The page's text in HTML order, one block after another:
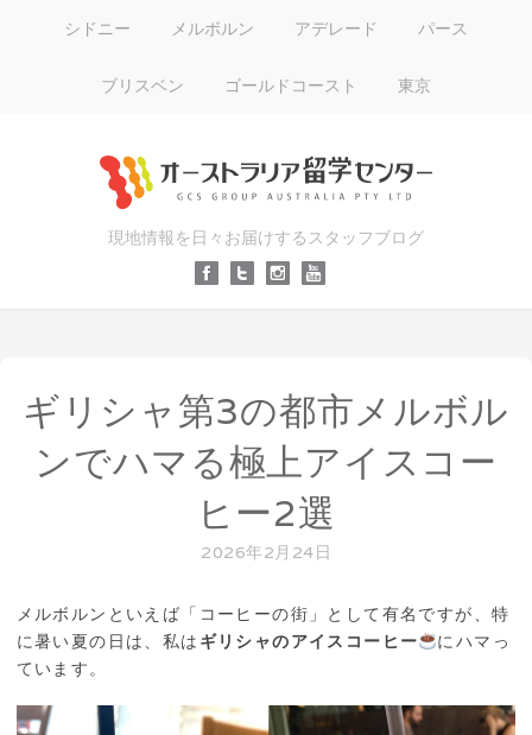
シドニー メルボルン アデレード パース
ブリスベン ゴールドコースト 東京
現地情報を日々お届けするスタッフブログ
ギリシャ第3の都市メルボル
ンでハマる極上アイスコー
ヒー2選
2026年2月24日
メルボルンといえば「コーヒーの街」として有名ですが、特
に暑い夏の日は、私は ギリシャのアイスコーヒー
にハマっ
ています。